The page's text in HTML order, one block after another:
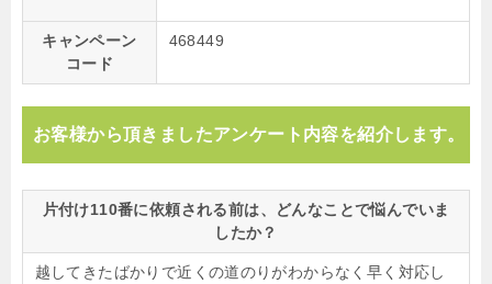
キャンペーン
コード
468449
お客様から頂きましたアンケート内容を紹介します。
片付け110番に依頼される前は、どんなことで悩んでいま
したか？
越してきたばかりで近くの道のりがわからなく早く対応し